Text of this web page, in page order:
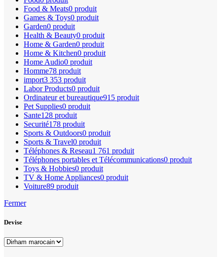
Food & Meats0 produit
Games & Toys0 produit
Garden0 produit
Health & Beauty0 produit
Home & Garden0 produit
Home & Kitchen0 produit
Home Audio0 produit
Homme78 produit
import3 353 produit
Labor Products0 produit
Ordinateur et bureautique915 produit
Pet Supplies0 produit
Sante128 produit
Securité178 produit
Sports & Outdoors0 produit
Sports & Travel0 produit
Téléphones & Reseau1 761 produit
Téléphones portables et Télécommunications0 produit
Toys & Hobbies0 produit
TV & Home Appliances0 produit
Voiture89 produit
Fermer
Devise